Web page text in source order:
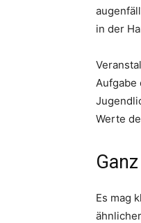
in der
Aufgabe
Werte
Es mag